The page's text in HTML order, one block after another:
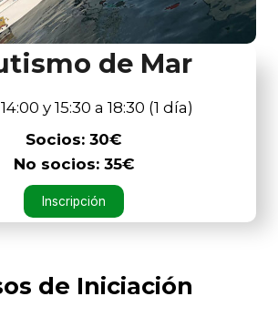
de Mar
y 15:30 a 18:30 (1 día)
Socios: 30€
No socios: 35€
Inscripción
de Iniciación